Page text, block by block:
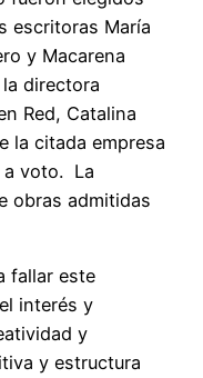
escritoras María
y Macarena
directora
Red, Catalina
la citada empresa
a voto. La
obras admitidas
fallar este
interés y
y
y estructura